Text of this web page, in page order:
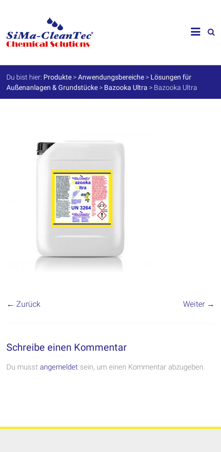
SiMa-
Cleantec
GmbH
Spezialprodukte
für
Du bist hier: Produkte >Anwendungsbereiche > Lösungen für
Außenanlagen & Grundstücke > Bazooka Ultra > Bazooka Ultra
← Zurück Weiter →
Schreibe einen Kommentar
Du musstangemeldet sein, um einen Kommentar abzugeben.